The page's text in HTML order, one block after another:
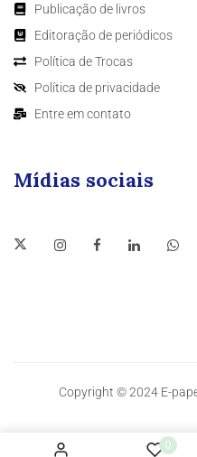
0
Publicação de livros
Editoração de periódicos
Política de Trocas
Política de privacidade
Entre em contato
Mídias sociais
Copyright © 2024 E-